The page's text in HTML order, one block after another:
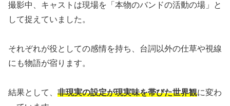
撮影中、キャストは現場を「本物のバンドの活動の場」と
して捉えていました。
それぞれが役としての感情を持ち、台詞以外の仕草や視線
にも物語が宿ります。
結果として、 非現実の設定が現実味を帯びた世界観に変わ